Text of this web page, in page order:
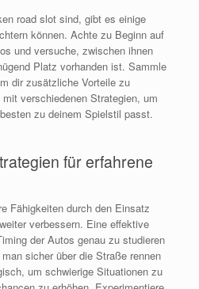
road slot sind, gibt es einige
können. Achte zu Beginn auf
und versuche, zwischen ihnen
Platz vorhanden ist. Sammle
dir zusätzliche Vorteile zu
verschiedenen Strategien, um
zu deinem Spielstil passt.
für erfahrene
Fähigkeiten durch den Einsatz
verbessern. Eine effektive
der Autos genau zu studieren
sicher über die Straße rennen
um schwierige Situationen zu